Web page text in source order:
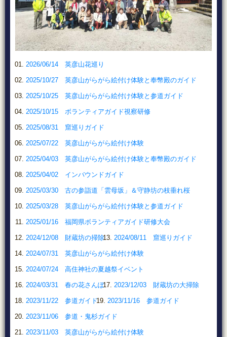
2026/06/14 英彦山花巡り
2025/10/27 英彦山がらがら絵付け体験と奉幣殿のガイド
2025/10/25 英彦山がらがら絵付け体験と参道ガイド
2025/10/15 ボランティアガイド視察研修
2025/08/31 窟巡りガイド
2025/07/22 英彦山がらがら絵付け体験
2025/04/03 英彦山がらがら絵付け体験と奉幣殿のガイド
2025/04/02 インバウンドガイド
2025/03/30 古の参詣道「雲母坂」＆守静坊の枝垂れ桜
2025/03/28 英彦山がらがら絵付け体験と参道ガイド
2025/01/16 福岡県ボランティアガイド研修大会
2024/12/08 財蔵坊の掃除 2024/08/11 窟巡りガイド
2024/07/31 英彦山がらがら絵付け体験
2024/07/24 高住神社の夏越祭イベント
2024/03/31 春の花さんぽ 2023/12/03 財蔵坊の大掃除
2023/11/22 参道ガイド 2023/11/16 参道ガイド
2023/11/06 参道・鬼杉ガイド
2023/11/03 英彦山がらがら絵付け体験